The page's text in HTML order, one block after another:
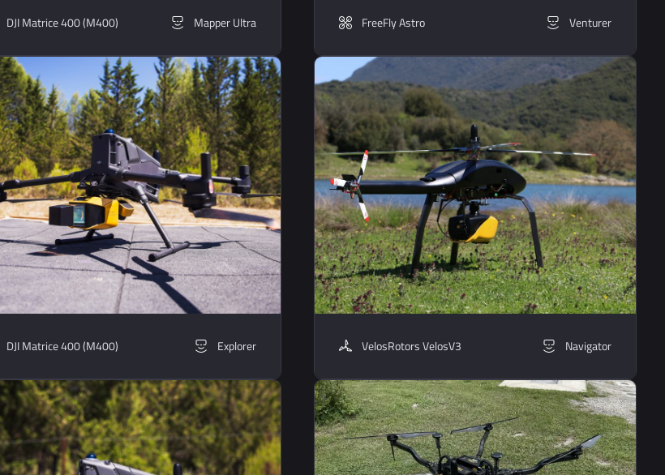
DJI Matrice 400 (M400) Mapper Ultra FreeFly Astro Venturer
DJI Matrice 400 (M400) Explorer VelosRotors VelosV3 Navigator